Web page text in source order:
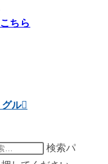
ちら
グル
検索パ